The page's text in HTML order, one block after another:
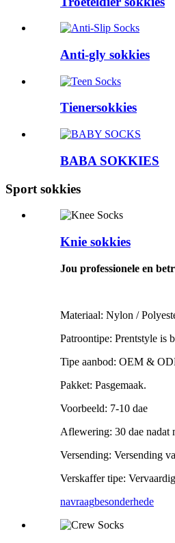
Anti-gly sokkies
Tienersokkies
BABA SOKKIES
Sport sokkies
Knie sokkies
Jou professionele en
Materiaal: Nylon /
Patroontipe: Prentstyle is
Tipe aanbod: OEM &
Pakket: Pasgemaak.
Voorbeeld: 7-10 dae
Aflewering: 30 dae nadat
Versending: Versending
Verskaffer tipe:
navraagbesonderhede